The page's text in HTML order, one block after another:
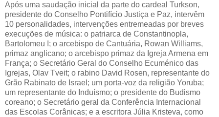
Após uma saudação inicial da parte do cardeal Turkson,
presidente do Conselho Pontifício Justiça e Paz, intervêm
10 personalidades, intervenções entremeadas por breves
execuções de música: o patriarca de Constantinopla,
Bartolomeu I; o arcebispo de Cantuária, Rowan Williams,
primaz anglicano; o arcebispo primaz da Igreja Armena em
França; o Secretário Geral do Conselho Ecuménico das
Igrejas, Olav Tveit; o rabino David Rosen, representante do
Grão Rabinato de Israel; um porta-voz da religião Yoruba;
um representante do Induísmo; o presidente do Budismo
coreano; o Secretário geral da Conferência Internacional
das Escolas Corânicas; e a escritora Júlia Kristeva, como